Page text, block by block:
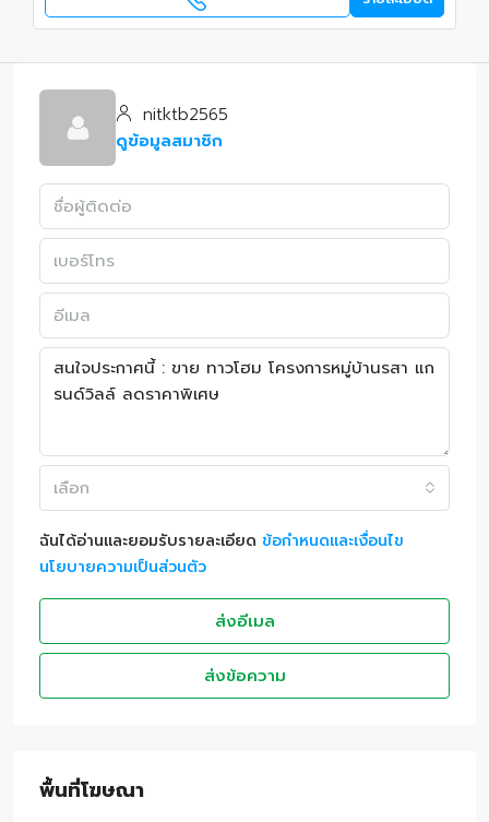
nitktb2565
ดูข้อมูลสมาชิก
เลือก
ฉันได้อ่านและยอมรับรายละเอียด ข้อกำหนดและเงื่อนไข
นโยบายความเป็นส่วนตัว
ส่งอีเมล
ส่งข้อความ
พื้นที่โฆษณา